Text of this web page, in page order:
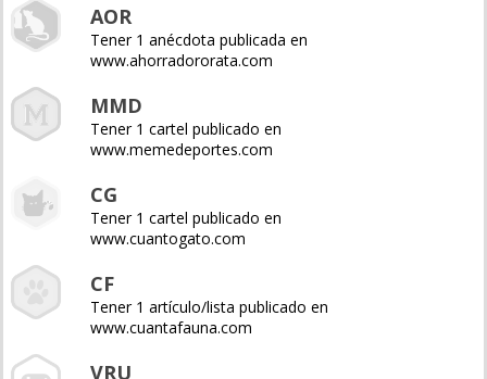
AOR
Tener 1 anécdota publicada en
www.ahorradororata.com
MMD
Tener 1 cartel publicado en
www.memedeportes.com
CG
Tener 1 cartel publicado en
www.cuantogato.com
CF
Tener 1 artículo/lista publicado en
www.cuantafauna.com
VRU